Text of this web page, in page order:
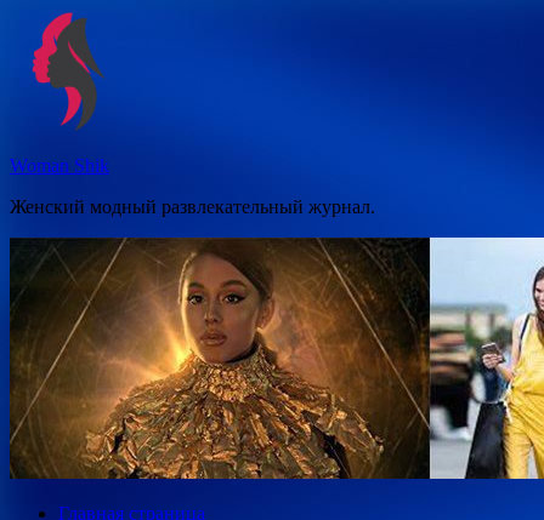
Перейти
содержимому
Woman Shik
Женский модный развлекательный журнал.
Главная страница